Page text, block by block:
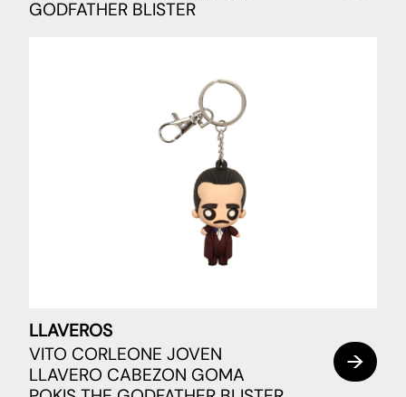
GODFATHER BLISTER
LLAVEROS
VITO CORLEONE JOVEN
LLAVERO CABEZON GOMA